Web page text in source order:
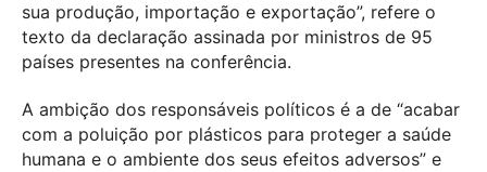
sua produção, importação e exportação”, refere o
texto da declaração assinada por ministros de 95
países presentes na conferência.
A ambição dos responsáveis políticos é a de “acabar
com a poluição por plásticos para proteger a saúde
humana e o ambiente dos seus efeitos adversos” e